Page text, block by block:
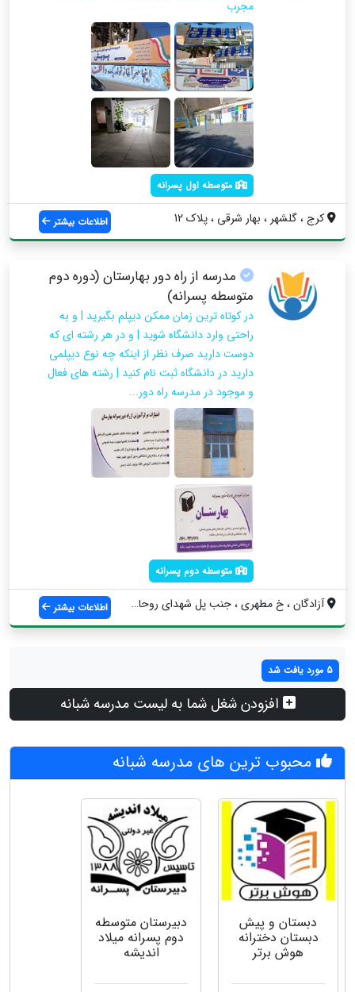
مجرب
متوسطه اول پسرانه
کرج ، گلشهر ، بهار شرقی ، پلاک 12 اطلاعات بیشتر
مدرسه از راه دور بهارستان (دوره دوم
متوسطه پسرانه)
در کوتاه ترین زمان ممکن دیپلم بگیرید | و به
راحتی وارد دانشگاه شوید | و در هر رشته ای که
دوست دارید صرف نظر از اینکه چه نوع دیپلمی
دارید در دانشگاه ثبت نام کنید | رشته های فعال
و موجود در مدرسه راه دور...
متوسطه دوم پسرانه
آزادگان ، خ مطهری ، جنب پل شهدای روحانی ... اطلاعات بیشتر
5 مورد یافت شد
افزودن شغل شما به لیست مدرسه شبانه
محبوب ترین های مدرسه شبانه
دبستان و پیش
دبستان دخترانه
هوش برتر
دبیرستان متوسطه
دوم پسرانه میلاد
اندیشه